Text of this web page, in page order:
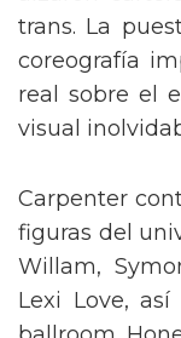
alzaron
trans. La
coreografía
real sobre el
Carpenter
figuras del
Willam,
Lexi Love,